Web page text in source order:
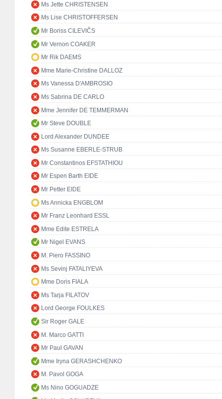
Ms Jette CHRISTENSEN
Ms Lise CHRISTOFFERSEN
Mr Boriss CILEVIČS
Mr Vernon COAKER
Mr Rik DAEMS
Mme Marie-Christine DALLOZ
Ms Vanessa D'AMBROSIO
Ms Sabrina DE CARLO
Mme Jennifer DE TEMMERMAN
Mr Steve DOUBLE
Lord Alexander DUNDEE
Ms Susanne EBERLE-STRUB
Mr Constantinos EFSTATHIOU
Mr Espen Barth EIDE
Mr Petter EIDE
Ms Annicka ENGBLOM
Mr Franz Leonhard ESSL
Mme Edite ESTRELA
Mr Nigel EVANS
M. Piero FASSINO
Ms Sevinj FATALIYEVA
Mme Doris FIALA
Ms Tarja FILATOV
Lord George FOULKES
Sir Roger GALE
M. Marco GATTI
Mr Paul GAVAN
Mme Iryna GERASHCHENKO
M. Pavol GOGA
Ms Nino GOGUADZE